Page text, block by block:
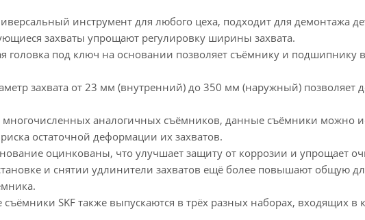
инструмент для любого цеха, подходит для демонтажа
захваты упрощают регулировку ширины захвата.
головка под ключ на основании позволяет съёмнику и подшипнику
захвата от 23 мм (внутренний) до 350 мм (наружный)
многочисленных аналогичных съёмников, данные съёмники можно
остаточной деформации их захватов.
оцинкованы, что улучшает защиту от коррозии и упрощает
и снятии удлинители захватов ещё более повышают общую
съёмники SKF также выпускаются в трёх разных наборах, входящих в